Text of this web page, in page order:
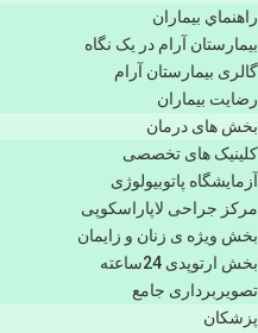
راهنماي بیماران
بیمارستان آرام در یک نگاه
گالری بیمارستان آرام
رضایت بیماران
بخش های درمان
کلینیک های تخصصی
آزمایشگاه پاتوبیولوژی
مرکز جراحی لاپاراسکوپی
بخش ویژه ی زنان و زایمان
بخش ارتوپدی 24ساعته
تصویربرداری جامع
پزشكان